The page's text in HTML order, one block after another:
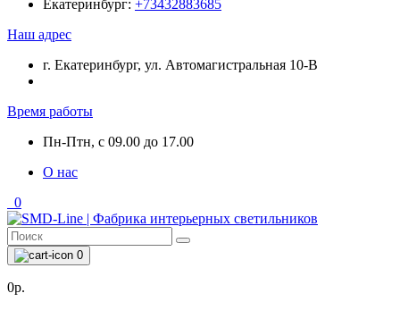
Екатеринбург: +73432883685
Наш адрес
г. Екатеринбург, ул. Автомагистральная 10-В
Время работы
Пн-Птн, с 09.00 до 17.00
О нас
0
0
0р.